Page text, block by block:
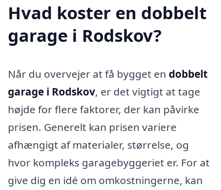
Hvad koster en dobbelt
garage i Rodskov?
Når du overvejer at få bygget en dobbelt
garage i Rodskov, er det vigtigt at tage
højde for flere faktorer, der kan påvirke
prisen. Generelt kan prisen variere
afhængigt af materialer, størrelse, og
hvor kompleks garagebyggeriet er. For at
give dig en idé om omkostningerne, kan